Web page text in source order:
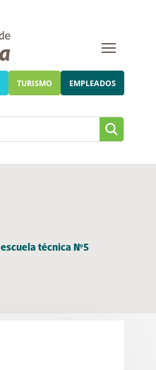
TURISMO EMPLEADOS
técnica N°5